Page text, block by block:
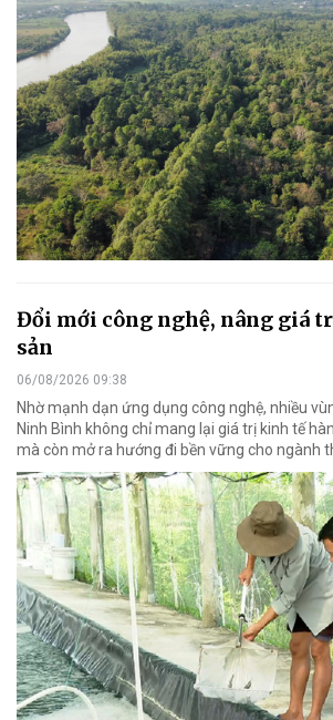
Đổi mới công nghệ, nâng giá
sản
06/08/2026 09:38
Nhờ mạnh dạn ứng dụng công nghệ, nhiều
Ninh Bình không chỉ mang lại giá trị kinh tế
mà còn mở ra hướng đi bền vững cho ngành